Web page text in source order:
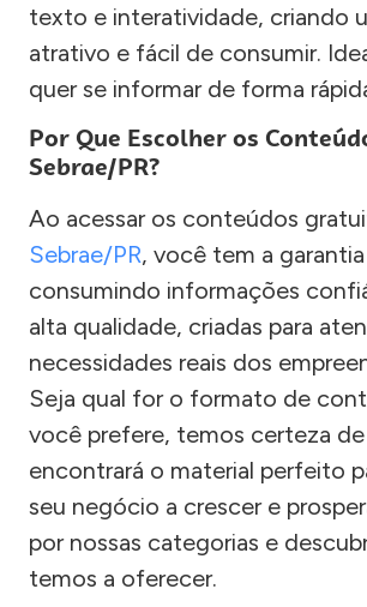
texto e interatividade, criando
atrativo e fácil de consumir.
quer se informar de forma
Por Que Escolher os
Sebrae/PR?
Ao acessar os conteúdos
Sebrae/PR, você tem a
consumindo informações
alta qualidade, criadas para
necessidades reais dos
Seja qual for o formato de
você prefere, temos certeza
encontrará o material perfeito
seu negócio a crescer e
por nossas categorias e
temos a oferecer.